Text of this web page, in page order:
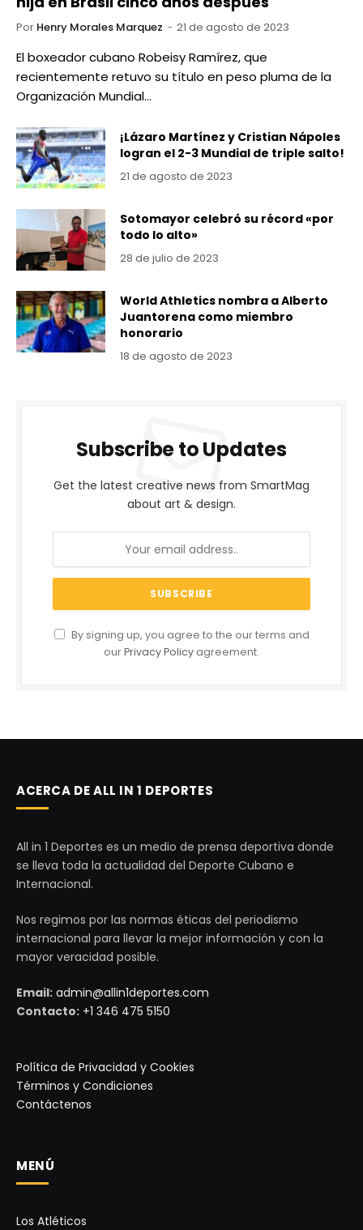
Por Henry Morales Marquez 21 de agosto de 2023
El boxeador cubano Robeisy Ramírez, que
recientemente retuvo su título en peso pluma de la
Organización Mundial…
¡Lázaro Martínez y Cristian Nápoles
logran el 2-3 Mundial de triple salto!
21 de agosto de 2023
Sotomayor celebró su récord «por
todo lo alto»
28 de julio de 2023
World Athletics nombra a Alberto
Juantorena como miembro
honorario
18 de agosto de 2023
Subscribe to Updates
Get the latest creative news from SmartMag
about art & design.
By signing up, you agree to the our terms and
ourPrivacy Policy agreement.
ACERCA DE ALL IN 1 DEPORTES
All in 1 Deportes es un medio de prensa deportiva donde
se lleva toda la actualidad del Deporte Cubano e
Internacional.
Nos regimos por las normas éticas del periodismo
internacional para llevar la mejor información y con la
mayor veracidad posible.
Email: admin@allin1deportes.com
Contacto: +1 346 475 5150
Política de Privacidad y Cookies
Términos y Condiciones
Contáctenos
MENÚ
Los Atléticos